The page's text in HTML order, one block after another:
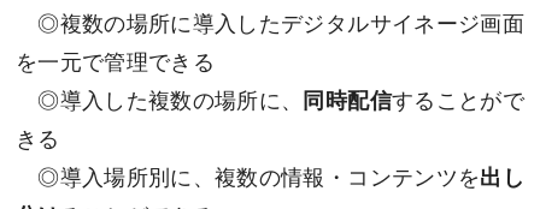
◎複数の場所に導入したデジタルサイネージ画面
を一元で管理できる
◎導入した複数の場所に、
同時配信することがで
きる
◎導入場所別に、複数の情報・コンテンツを出し